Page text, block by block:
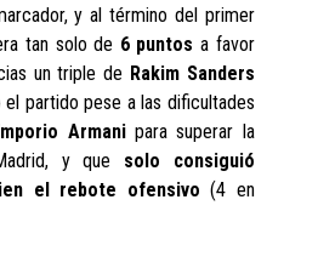
y al término del primer
tan solo de 6 puntos a favor
un triple de Rakim Sanders
el partido pese a las dificultades
Armanipara superar la
y que solo consiguió
el rebote ofensivo (4 en